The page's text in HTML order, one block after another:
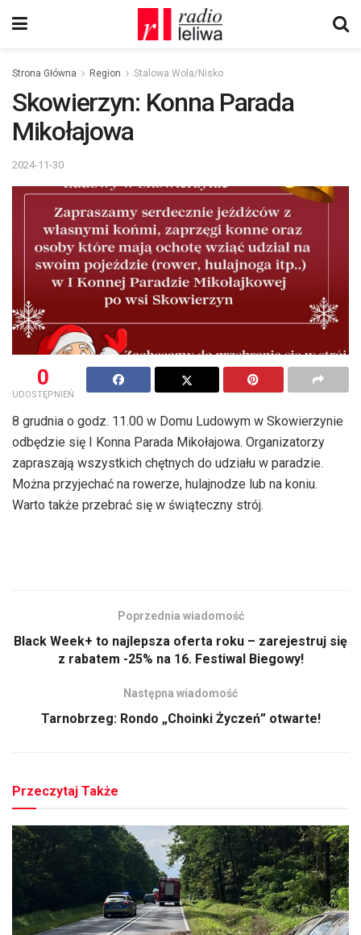
Strona Główna Region Stalowa Wola/Nisko
Skowierzyn: Konna Parada
Mikołajowa
2024-11-30
0
UDOSTĘPNIEŃ
8 grudnia o godz. 11.00 w Domu Ludowym w Skowierzynie
odbędzie się I Konna Parada Mikołajowa. Organizatorzy
zapraszają wszystkich chętnych do udziału w paradzie.
Można przyjechać na rowerze, hulajnodze lub na koniu.
Warto także przebrać się w świąteczny strój.
Poprzednia wiadomość
Black Week+ to najlepsza oferta roku – zarejestruj się
z rabatem -25% na 16. Festiwal Biegowy!
Następna wiadomość
Tarnobrzeg: Rondo „Choinki Życzeń” otwarte!
Przeczytaj Także